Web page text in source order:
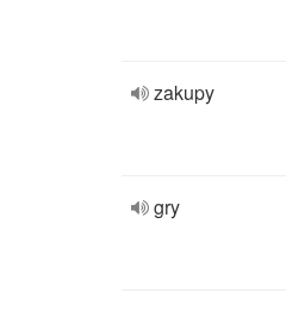
zakupy
gry